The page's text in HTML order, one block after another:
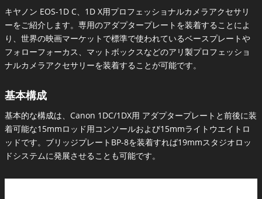
キヤノン EOS-1D C、1D X用プロフェッショナルカメラアクセサリ
ーをご紹介します。専用のアダプタープレートを装着することによ
り、世界の映画マーケットで標準で使われているベースプレートや
フォローフォーカス、マットボックスなどのアリ製プロフェッショ
ナルカメラアクセサリーを装着することが可能です。
基本構成
基本的な構成は、Canon 1DC/1DX用 アダプタープレートと前後に装
着可能な15mmロッド用コンソールおよび15mmライトウエイトロ
ッドです。ブリッジプレートBP-8を装着すれば19mmスタジオロッ
ドシステムに発展させることも可能です。